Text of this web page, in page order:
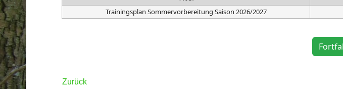
Trainingsplan Sommervorbereitung Saison 2026/2027
Zurück